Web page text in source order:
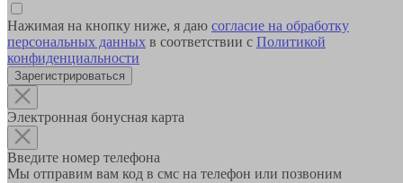
Нажимая на кнопку ниже, я даю согласие на обработку
персональных данных в соответствии с Политикой
конфиденциальности
Зарегистрироваться
Электронная бонусная карта
Введите номер телефона
Мы отправим вам код в смс на телефон или позвоним